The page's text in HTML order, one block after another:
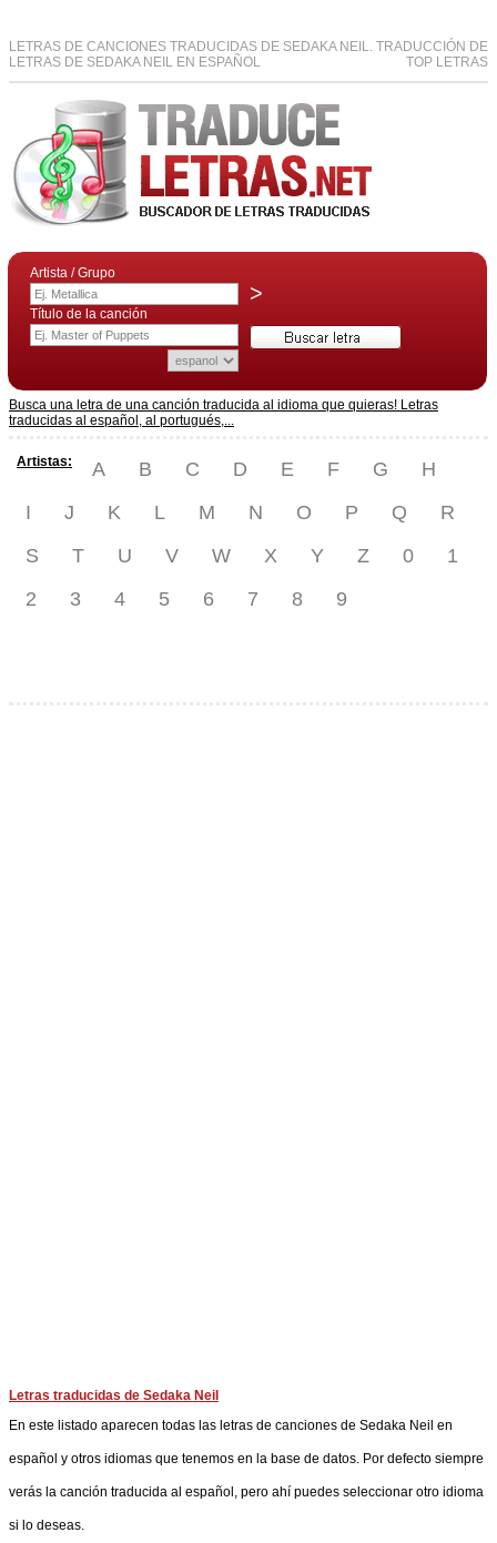
LETRAS DE CANCIONES TRADUCIDAS DE SEDAKA NEIL. TRADUCCIÓN DE
LETRAS DE SEDAKA NEIL EN ESPAÑOL
TOP LETRAS
Artista / Grupo
>
Título de la canción
Busca una letra de una canción traducida al idioma que quieras! Letras
traducidas al español, al portugués,...
Artistas: A B C D E F G
H
I
J K L M N O P Q
R
S
T U V W X Y Z 0
1
2
3 4 5 6 7 8 9
Letras traducidas de Sedaka Neil
En este listado aparecen todas las letras de canciones de Sedaka Neil en
español y otros idiomas que tenemos en la base de datos. Por defecto siempre
verás la canción traducida al español, pero ahí puedes seleccionar otro idioma
si lo deseas.